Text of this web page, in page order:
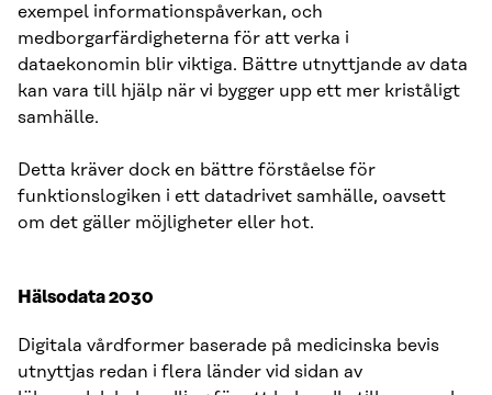
exempel informationspåverkan, och
medborgarfärdigheterna för att verka i
dataekonomin blir viktiga. Bättre utnyttjande av data
kan vara till hjälp när vi bygger upp ett mer kriståligt
samhälle.
Detta kräver dock en bättre förståelse för
funktionslogiken i ett datadrivet samhälle, oavsett
om det gäller möjligheter eller hot.
Hälsodata 2030
Digitala vårdformer baserade på medicinska bevis
utnyttjas redan i flera länder vid sidan av